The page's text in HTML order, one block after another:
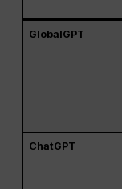
GlobalGPT
ChatGPT